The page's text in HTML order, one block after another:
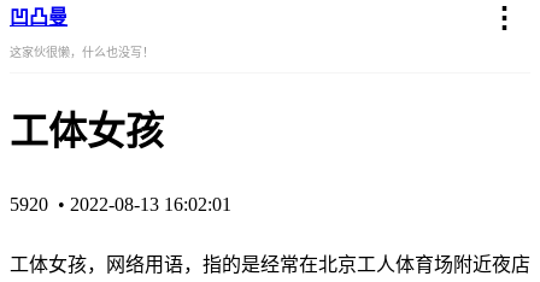
凹凸曼 ⋮
这家伙很懒，什么也没写！
工体女孩
5920 • 2022-08-13 16:02:01
工体女孩，网络用语，指的是经常在北京工人体育场附近夜店